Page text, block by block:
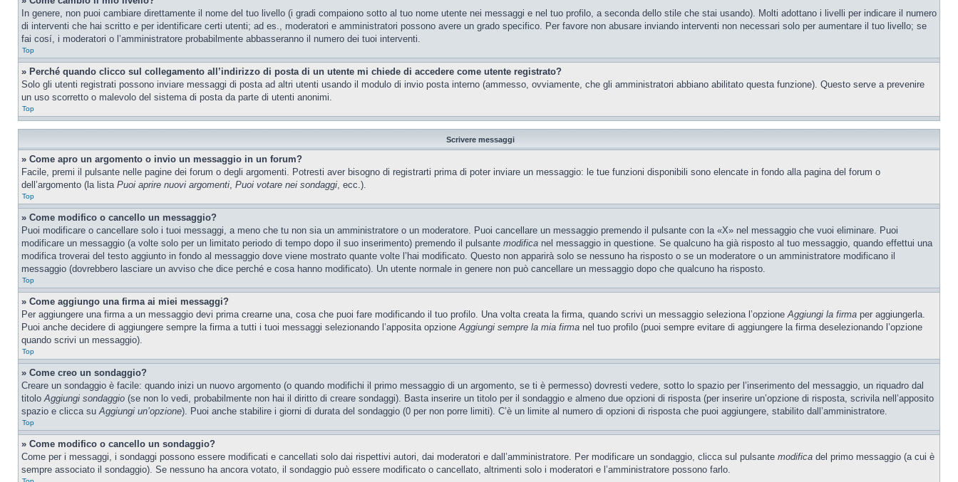
In genere, non puoi cambiare direttamente il nome del tuo livello (i gradi compaiono sotto al tuo nome utente nei messaggi e nel tuo profilo, a seconda dello stile che stai usando). Molti adottano i livelli per indicare il numero
di interventi che hai scritto e per identificare certi utenti; ad es., moderatori e amministratori possono avere un grado specifico. Per favore non abusare inviando interventi non necessari solo per aumentare il tuo livello; se
fai cosí, i moderatori o l’amministratore probabilmente abbasseranno il numero dei tuoi interventi.
Top
» Perché quando clicco sul collegamento all’indirizzo di posta di un utente mi chiede di accedere come utente registrato?
Solo gli utenti registrati possono inviare messaggi di posta ad altri utenti usando il modulo di invio posta interno (ammesso, ovviamente, che gli amministratori abbiano abilitato questa funzione). Questo serve a prevenire
un uso scorretto o malevolo del sistema di posta da parte di utenti anonimi.
Top
Scrivere messaggi
» Come apro un argomento o invio un messaggio in un forum?
Facile, premi il pulsante nelle pagine dei forum o degli argomenti. Potresti aver bisogno di registrarti prima di poter inviare un messaggio: le tue funzioni disponibili sono elencate in fondo alla pagina del forum o
dell’argomento (la lista Puoi aprire nuovi argomenti, Puoi votare nei sondaggi, ecc.).
Top
» Come modifico o cancello un messaggio?
Puoi modificare o cancellare solo i tuoi messaggi, a meno che tu non sia un amministratore o un moderatore. Puoi cancellare un messaggio premendo il pulsante con la «X» nel messaggio che vuoi eliminare. Puoi
modificare un messaggio (a volte solo per un limitato periodo di tempo dopo il suo inserimento) premendo il pulsante modifica nel messaggio in questione. Se qualcuno ha già risposto al tuo messaggio, quando effettui una
modifica troverai del testo aggiunto in fondo al messaggio dove viene mostrato quante volte l’hai modificato. Questo non apparirà solo se nessuno ha risposto o se un moderatore o un amministratore modificano il
messaggio (dovrebbero lasciare un avviso che dice perché e cosa hanno modificato). Un utente normale in genere non può cancellare un messaggio dopo che qualcuno ha risposto.
Top
» Come aggiungo una firma ai miei messaggi?
Per aggiungere una firma a un messaggio devi prima crearne una, cosa che puoi fare modificando il tuo profilo. Una volta creata la firma, quando scrivi un messaggio seleziona l’opzioneAggiungi la firma per aggiungerla.
Puoi anche decidere di aggiungere sempre la firma a tutti i tuoi messaggi selezionando l’apposita opzioneAggiungi sempre la mia firma nel tuo profilo (puoi sempre evitare di aggiungere la firma deselezionando l’opzione
quando scrivi un messaggio).
Top
» Come creo un sondaggio?
Creare un sondaggio è facile: quando inizi un nuovo argomento (o quando modifichi il primo messaggio di un argomento, se ti è permesso) dovresti vedere, sotto lo spazio per l’inserimento del messaggio, un riquadro dal
titoloAggiungi sondaggio (se non lo vedi, probabilmente non hai il diritto di creare sondaggi). Basta inserire un titolo per il sondaggio e almeno due opzioni di risposta (per inserire un’opzione di risposta, scrivila nell’apposito
spazio e clicca suAggiungi un’opzione). Puoi anche stabilire i giorni di durata del sondaggio (0 per non porre limiti). C’è un limite al numero di opzioni di risposta che puoi aggiungere, stabilito dall’amministratore.
Top
» Come modifico o cancello un sondaggio?
Come per i messaggi, i sondaggi possono essere modificati e cancellati solo dai rispettivi autori, dai moderatori e dall’amministratore. Per modificare un sondaggio, clicca sul pulsante modifica del primo messaggio (a cui è
sempre associato il sondaggio). Se nessuno ha ancora votato, il sondaggio può essere modificato o cancellato, altrimenti solo i moderatori e l’amministratore possono farlo.